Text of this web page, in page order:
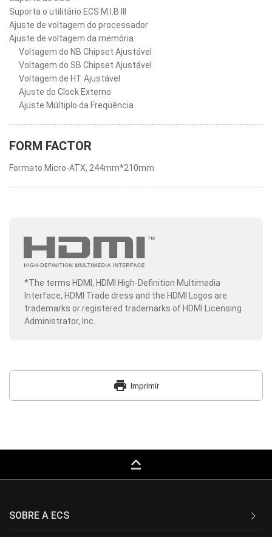
Suporta o utilitário ECS M.I.B III
Ajuste de voltagem do processador
Ajuste de voltagem da memória
Voltagem do NB Chipset Ajustável
Voltagem do SB Chipset Ajustável
Voltagem de HT Ajustável
Ajuste do Clock Externo
Ajuste Múltiplo da Freqüência
FORM FACTOR
Formato Micro-ATX, 244mm*210mm
*The terms HDMI, HDMI High-Definition Multimedia
Interface, HDMI Trade dress and the HDMI Logos are
trademarks or registered trademarks of HDMI Licensing
Administrator, Inc.
print Imprimir
keyboard_capslock
SOBRE A ECS